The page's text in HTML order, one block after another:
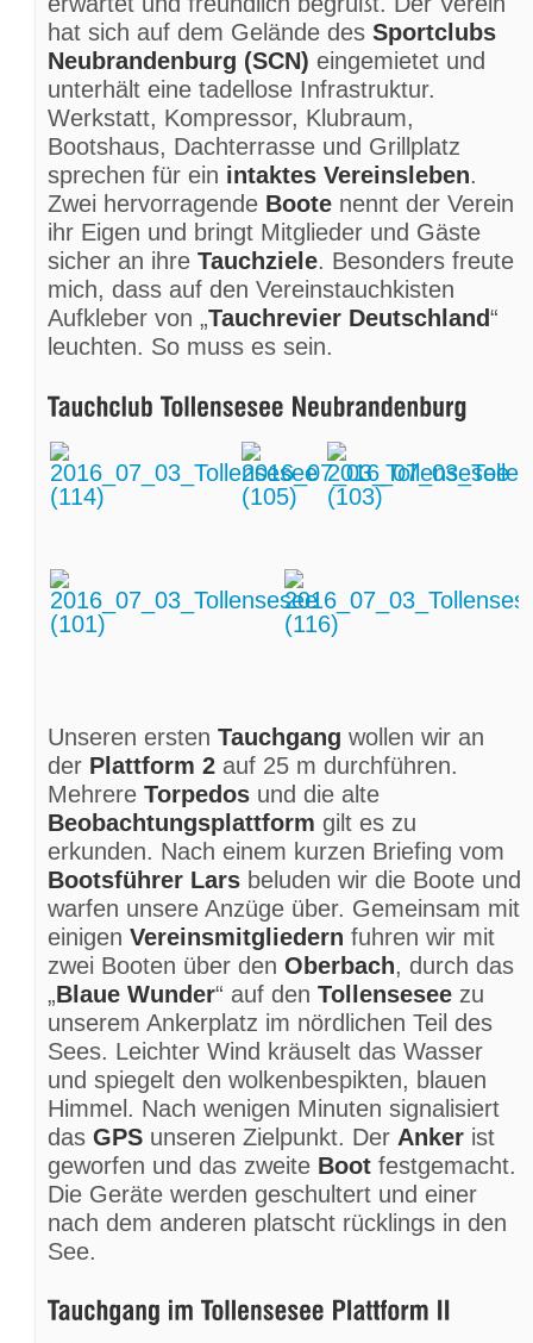
hat sich auf dem Gelände des Sportclubs
Neubrandenburg (SCN) eingemietet und
unterhält eine tadellose Infrastruktur.
Werkstatt, Kompressor, Klubraum,
Bootshaus, Dachterrasse und Grillplatz
sprechen für ein intaktes Vereinsleben.
Zwei hervorragende Boote nennt der Verein
ihr Eigen und bringt Mitglieder und Gäste
sicher an ihre Tauchziele. Besonders freute
mich, dass auf den Vereinstauchkisten
Aufkleber von „Tauchrevier Deutschland“
leuchten. So muss es sein.
Unseren ersten Tauchgang wollen wir an
der Plattform 2 auf 25 m durchführen.
Mehrere Torpedos und die alte
Beobachtungsplattform gilt es zu
erkunden. Nach einem kurzen Briefing vom
Bootsführer Lars beluden wir die Boote und
warfen unsere Anzüge über. Gemeinsam mit
einigen Vereinsmitgliedern fuhren wir mit
zwei Booten über den Oberbach, durch das
„Blaue Wunder“ auf den Tollensesee zu
unserem Ankerplatz im nördlichen Teil des
Sees. Leichter Wind kräuselt das Wasser
und spiegelt den wolkenbespikten, blauen
Himmel. Nach wenigen Minuten signalisiert
das GPS unseren Zielpunkt. Der Anker ist
geworfen und das zweite Boot festgemacht.
Die Geräte werden geschultert und einer
nach dem anderen platscht rücklings in den
See.